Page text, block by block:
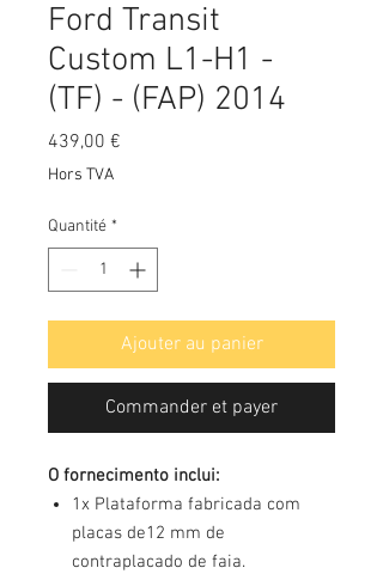
Ford Transit
Custom L1-H1 -
(TF) - (FAP) 2014
439,00 €
Hors TVA
Quantité *
Ajouter au panier
Commander et payer
O fornecimento inclui:
1x Plataforma fabricada com
placas de12 mm de
contraplacado de faia.